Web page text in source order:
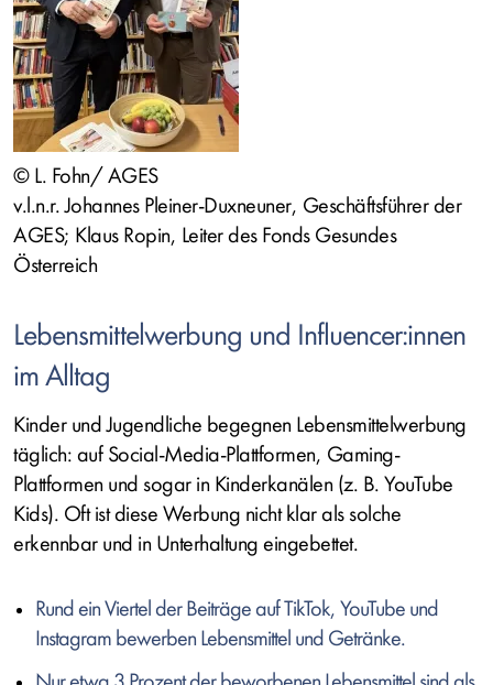
© L. Fohn/ AGES
v.l.n.r. Johannes Pleiner-Duxneuner, Geschäftsführer der
AGES; Klaus Ropin, Leiter des Fonds Gesundes
Österreich
Lebensmittelwerbung und Influencer:innen
im Alltag
Kinder und Jugendliche begegnen Lebensmittelwerbung
täglich: auf Social-Media-Plattformen, Gaming-
Plattformen und sogar in Kinderkanälen (z. B. YouTube
Kids). Oft ist diese Werbung nicht klar als solche
erkennbar und in Unterhaltung eingebettet.
Rund ein Viertel der Beiträge auf TikTok, YouTube und
Instagram bewerben Lebensmittel und Getränke.